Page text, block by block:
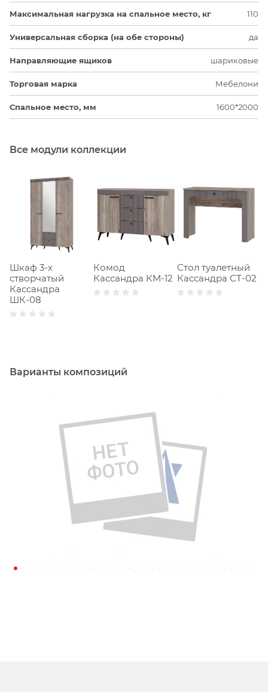
Максимальная нагрузка на спальное место, кг 110
Универсальная сборка (на обе стороны) да
Направляющие ящиков шариковые
Торговая марка Мебелони
Спальное место, мм 1600*2000
Все модули коллекции
Шкаф 3-х
створчатый
Кассандра
ШК-08
Комод
Кассандра КМ-12
Стол туалетный
Кассандра СТ-02
Варианты композиций